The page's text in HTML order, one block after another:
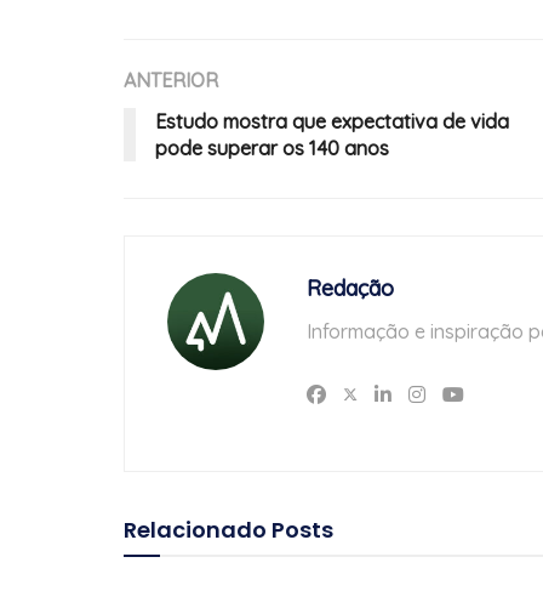
ANTERIOR
Estudo mostra que expectativa de vida
pode superar os 140 anos
Redação
Informação e inspiração
Relacionado Posts